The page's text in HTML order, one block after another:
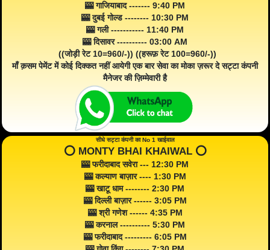
🎰 गाजियाबाद ------- 9:40 PM
🎰 दुबई गोल्ड -------- 10:30 PM
🎰 गली ----------- 11:40 PM
🎰 दिसावर ---------- 03:00 AM
((जोड़ी रेट 10=960/-)) ((हरूफ़ रेट 100=960/-))
माँ क़सम पेमेंट में कोई दिक्कत नहीं आयेगी एक बार सेवा का मोका ज़रूर दे सट्टा कंपनी
मैनेजर की ज़िम्मेवारी है
सीधे सट्टा कंपनी का No 1 खाईवाल
⭕️ MONTY BHAI KHAIWAL ⭕️
🎰 फरीदाबाद सवेरा --- 12:30 PM
🎰 कल्याण बाज़ार ---- 1:30 PM
🎰 खाटू धाम -------- 2:30 PM
🎰 दिल्ली बाज़ार ------ 3:05 PM
🎰 श्री गणेश ------ 4:35 PM
🎰 करनाल ---------- 5:30 PM
🎰 फरीदाबाद --------- 6:05 PM